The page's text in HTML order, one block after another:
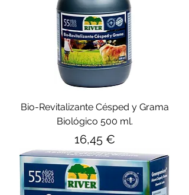
Bio-Revitalizante Césped y Grama
Biológico 500 ml.
Precio
16,45 €